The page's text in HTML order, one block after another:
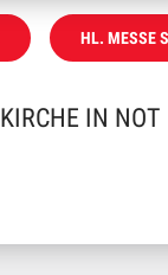
HL. MESSE
KIRCHE IN NOT